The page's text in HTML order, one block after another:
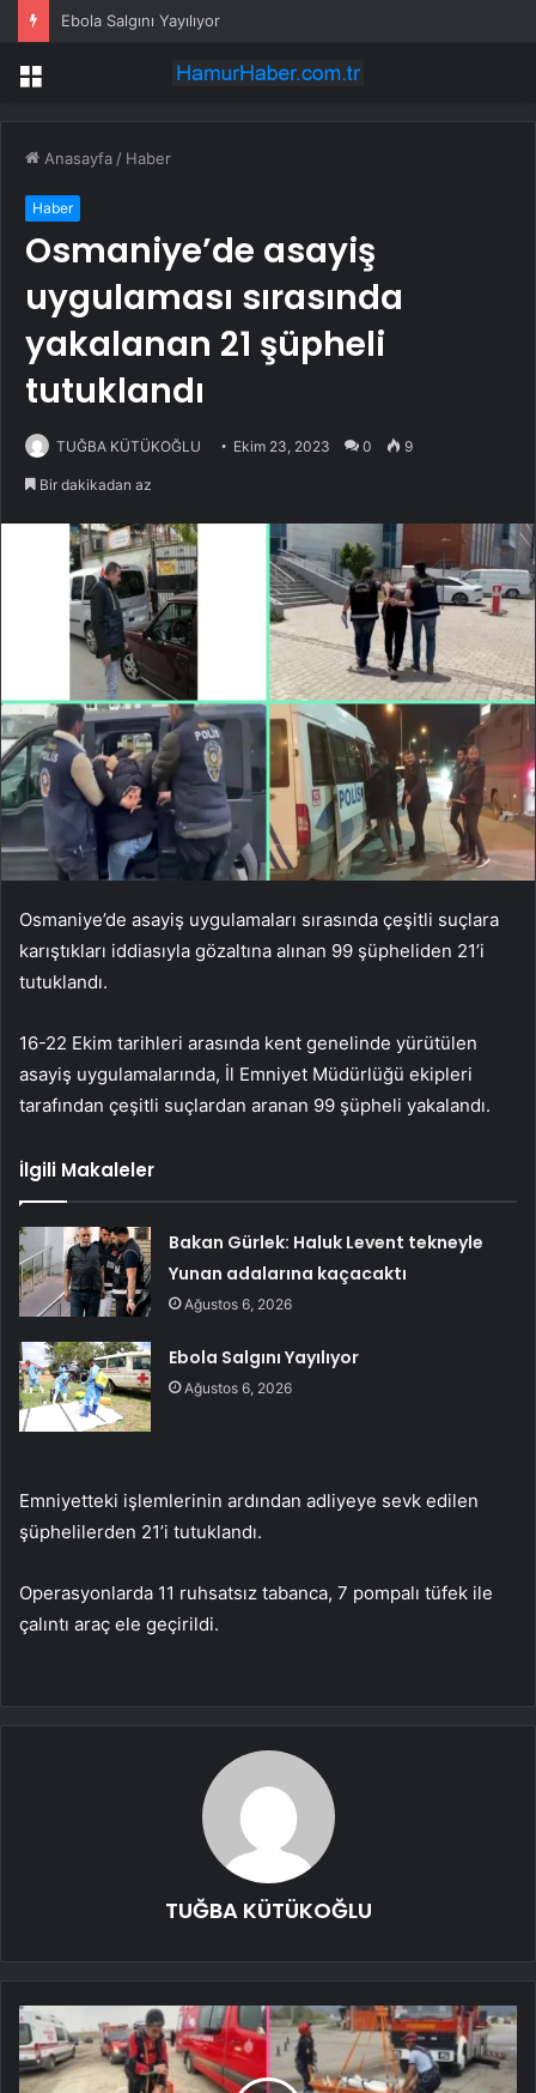
Ebola Salgını Yayılıyor
Menü
Anasayfa / Haber
Haber
Osmaniye’de asayiş
uygulaması sırasında
yakalanan 21 şüpheli
tutuklandı
TUĞBA KÜTÜKOĞLU Ekim 23, 2023 0 9
Bir dakikadan az
Osmaniye’de asayiş uygulamaları sırasında çeşitli suçlara
karıştıkları iddiasıyla gözaltına alınan 99 şüpheliden 21’i
tutuklandı.
16-22 Ekim tarihleri ​​arasında kent genelinde yürütülen
asayiş uygulamalarında, İl Emniyet Müdürlüğü ekipleri
tarafından çeşitli suçlardan aranan 99 şüpheli yakalandı.
İlgili Makaleler
Bakan Gürlek: Haluk Levent tekneyle
Yunan adalarına kaçacaktı
Ağustos 6, 2026
Ebola Salgını Yayılıyor
Ağustos 6, 2026
Emniyetteki işlemlerinin ardından adliyeye sevk edilen
şüphelilerden 21’i tutuklandı.
Operasyonlarda 11 ruhsatsız tabanca, 7 pompalı tüfek ile
çalıntı araç ele geçirildi.
TUĞBA KÜTÜKOĞLU